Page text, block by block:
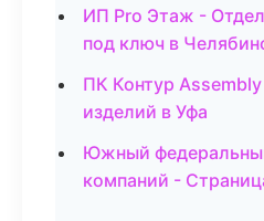
ИП Pro Этаж -
под ключ в
ПК Контур
изделий в Уфа
Южный
компаний -